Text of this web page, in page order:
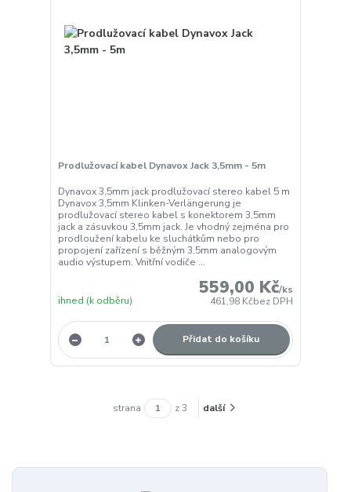
Prodlužovací kabel Dynavox Jack 3,5mm - 5m
Dynavox 3,5mm jack prodlužovací stereo kabel 5 m
Dynavox 3,5mm Klinken-Verlängerung je
prodlužovací stereo kabel s konektorem 3,5mm
jack a zásuvkou 3,5mm jack. Je vhodný zejména pro
prodloužení kabelu ke sluchátkům nebo pro
propojení zařízení s běžným 3,5mm analogovým
audio výstupem. Vnitřní vodiče ...
559,00 Kč/ks
461,98 Kčbez DPH
ihned (k odběru)
Přidat do košíku
strana z 3 další